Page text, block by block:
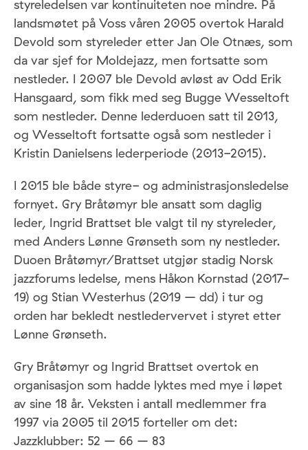
styreledelsen var kontinuiteten noe mindre. På
landsmøtet på Voss våren 2005 overtok Harald
Devold som styreleder etter Jan Ole Otnæs, som
da var sjef for Moldejazz, men fortsatte som
nestleder. I 2007 ble Devold avløst av Odd Erik
Hansgaard, som fikk med seg Bugge Wesseltoft
som nestleder. Denne lederduoen satt til 2013,
og Wesseltoft fortsatte også som nestleder i
Kristin Danielsens lederperiode (2013-2015).
I 2015 ble både styre- og administrasjonsledelse
fornyet. Gry Bråtømyr ble ansatt som daglig
leder, Ingrid Brattset ble valgt til ny styreleder,
med Anders Lønne Grønseth som ny nestleder.
Duoen Bråtømyr/Brattset utgjør stadig Norsk
jazzforums ledelse, mens Håkon Kornstad (2017-
19) og Stian Westerhus (2019 – dd) i tur og
orden har bekledt nestledervervet i styret etter
Lønne Grønseth.
Gry Bråtømyr og Ingrid Brattset overtok en
organisasjon som hadde lyktes med mye i løpet
av sine 18 år. Veksten i antall medlemmer fra
1997 via 2005 til 2015 forteller om det:
Jazzklubber: 52 – 66 – 83